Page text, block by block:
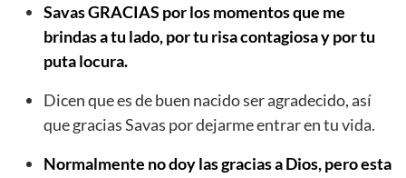
Savas GRACIAS por los momentos que me
brindas a tu lado, por tu risa contagiosa y por tu
puta locura.
Dicen que es de buen nacido ser agradecido, así
que gracias Savas por dejarme entrar en tu vida.
Normalmente no doy las gracias a Dios, pero esta